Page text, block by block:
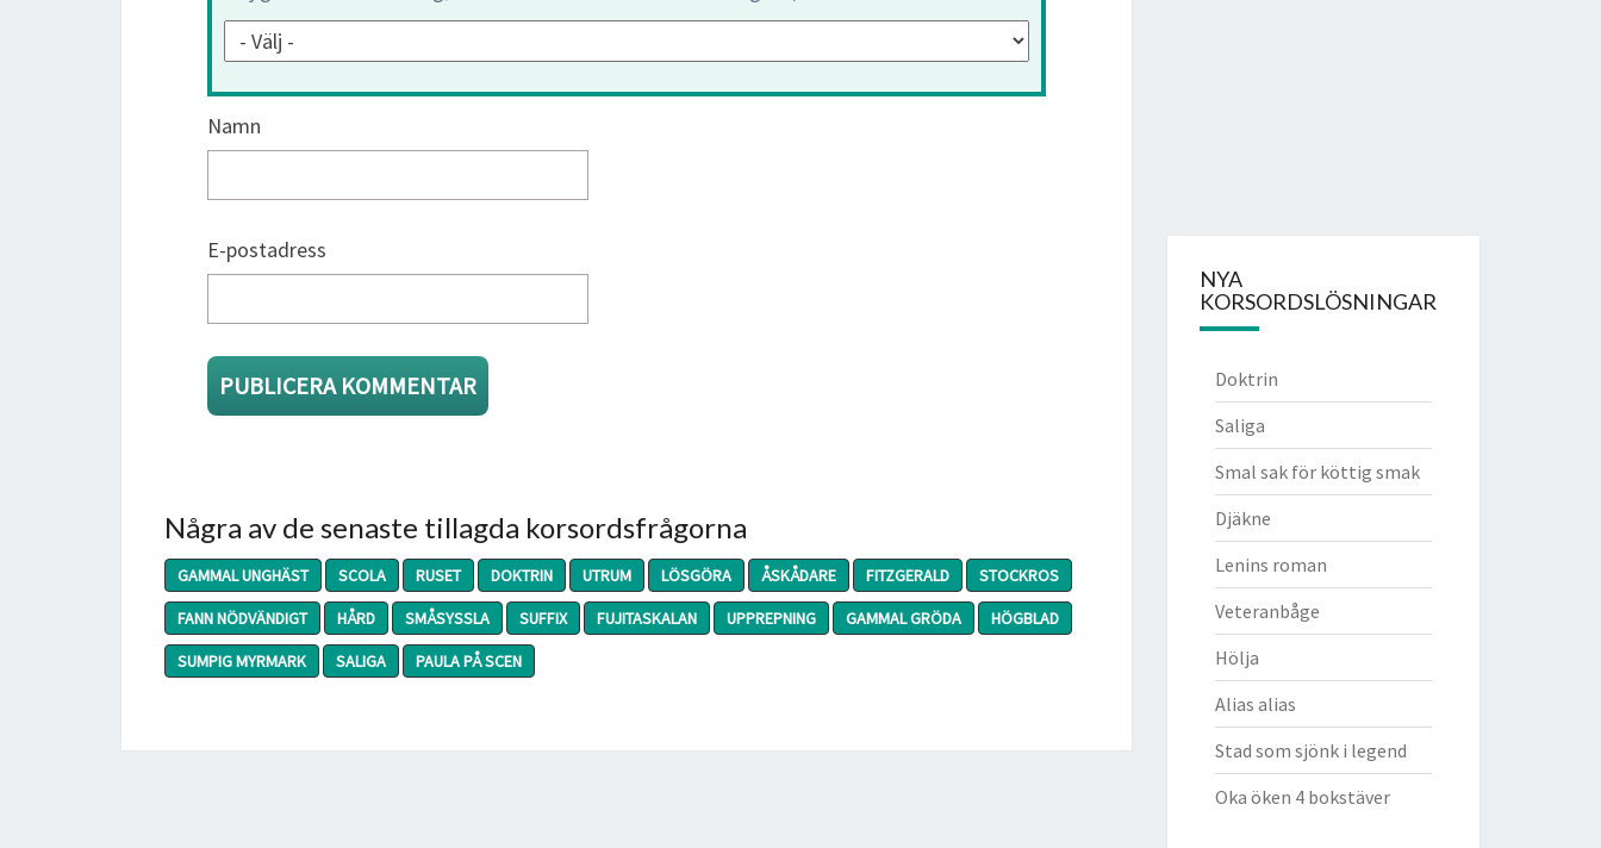
Namn
E-postadress
Några av de senaste tillagda korsordsfrågorna
GAMMAL UNGHÄST SCOLA RUSET DOKTRIN UTRUM LÖSGÖRA ÅSKÅDARE FITZGERALD
STOCKROS
FANN NÖDVÄNDIGT
HÅRD SMÅSYSSLA SUFFIX FUJITASKALAN UPPREPNING GAMMAL GRÖDA
HÖGBLAD
SUMPIG MYRMARK
SALIGA PAULA PÅ SCEN
NYA
KORSORDSLÖSNINGAR
Doktrin
Saliga
Smal sak för köttig smak
Djäkne
Lenins roman
Veteranbåge
Hölja
Alias alias
Stad som sjönk i legend
Oka öken 4 bokstäver